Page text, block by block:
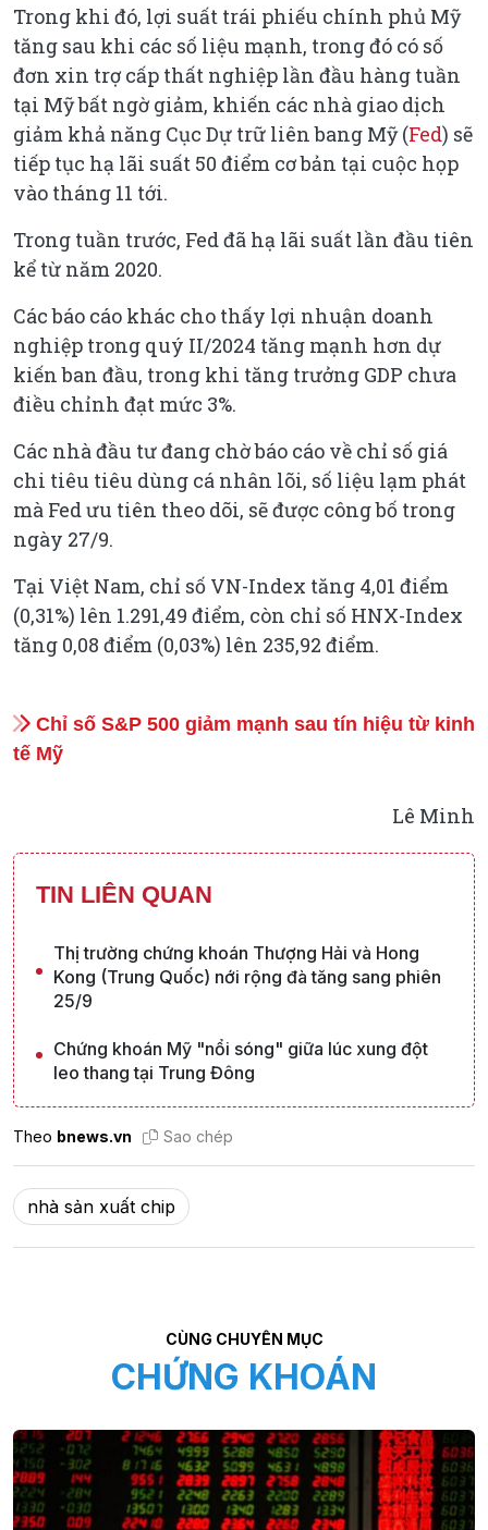
Trong khi đó, lợi suất trái phiếu chính phủ Mỹ
tăng sau khi các số liệu mạnh, trong đó có số
đơn xin trợ cấp thất nghiệp lần đầu hàng tuần
tại Mỹ bất ngờ giảm, khiến các nhà giao dịch
giảm khả năng Cục Dự trữ liên bang Mỹ (Fed) sẽ
tiếp tục hạ lãi suất 50 điểm cơ bản tại cuộc họp
vào tháng 11 tới.
Trong tuần trước, Fed đã hạ lãi suất lần đầu tiên
kể từ năm 2020.
Các báo cáo khác cho thấy lợi nhuận doanh
nghiệp trong quý II/2024 tăng mạnh hơn dự
kiến ban đầu, trong khi tăng trưởng GDP chưa
điều chỉnh đạt mức 3%.
Các nhà đầu tư đang chờ báo cáo về chỉ số giá
chi tiêu tiêu dùng cá nhân lõi, số liệu lạm phát
mà Fed ưu tiên theo dõi, sẽ được công bố trong
ngày 27/9.
Tại Việt Nam, chỉ số VN-Index tăng 4,01 điểm
(0,31%) lên 1.291,49 điểm, còn chỉ số HNX-Index
tăng 0,08 điểm (0,03%) lên 235,92 điểm.
Chỉ số S&P 500 giảm mạnh sau tín hiệu từ kinh
tế Mỹ
Lê Minh
TIN LIÊN QUAN
Thị trường chứng khoán Thượng Hải và Hong
Kong (Trung Quốc) nới rộng đà tăng sang phiên
25/9
Chứng khoán Mỹ "nổi sóng" giữa lúc xung đột
leo thang tại Trung Đông
Theo bnews.vn Sao chép
nhà sản xuất chip
CÙNG CHUYÊN MỤC
CHỨNG KHOÁN